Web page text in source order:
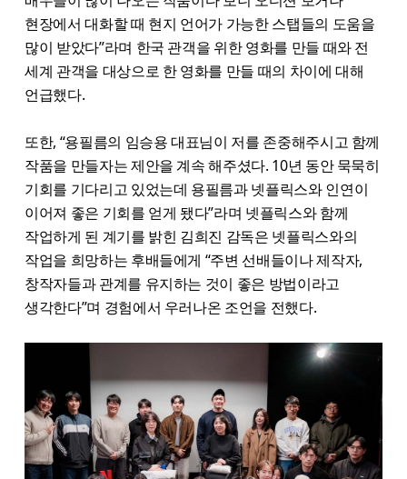
현장에서 대화할 때 현지 언어가 가능한 스탭들의 도움을
많이 받았다”라며 한국 관객을 위한 영화를 만들 때와 전
세계 관객을 대상으로 한 영화를 만들 때의 차이에 대해
언급했다.
또한, “용필름의 임승용 대표님이 저를 존중해주시고 함께
작품을 만들자는 제안을 계속 해주셨다. 10년 동안 묵묵히
기회를 기다리고 있었는데 용필름과 넷플릭스와 인연이
이어져 좋은 기회를 얻게 됐다”라며 넷플릭스와 함께
작업하게 된 계기를 밝힌 김희진 감독은 넷플릭스와의
작업을 희망하는 후배들에게 “주변 선배들이나 제작자,
창작자들과 관계를 유지하는 것이 좋은 방법이라고
생각한다”며 경험에서 우러나온 조언을 전했다.